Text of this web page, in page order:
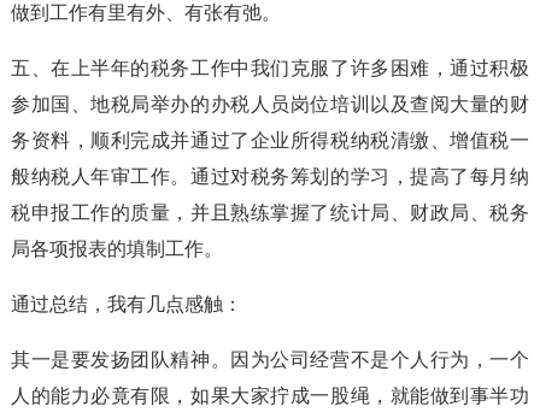
做到工作有里有外、有张有弛。
五、在上半年的税务工作中我们克服了许多困难，通过积极
参加国、地税局举办的办税人员岗位培训以及查阅大量的财
务资料，顺利完成并通过了企业所得税纳税清缴、增值税一
般纳税人年审工作。通过对税务筹划的学习，提高了每月纳
税申报工作的质量，并且熟练掌握了统计局、财政局、税务
局各项报表的填制工作。
通过总结，我有几点感触：
其一是要发扬团队精神。因为公司经营不是个人行为，一个
人的能力必竟有限，如果大家拧成一股绳，就能做到事半功